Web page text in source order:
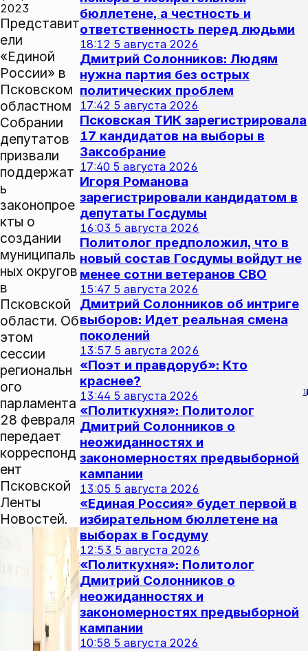
2023
Представит
ели
«Единой
России» в
Псковском
областном
Собрании
депутатов
призвали
поддержат
ь
законопрое
кты о
создании
муниципаль
ных округов
в
Псковской
области. Об
этом
сессии
региональн
ого
парламента
28 февраля
передает
корреспонд
ент
Псковской
Ленты
Новостей.
бюллетене, а честность и
ответственность перед людьми
18:12 5 августа 2026
Дмитрий Солонников: Людям
нужна партия без острых
политических проблем
17:42 5 августа 2026
Псковская ТИК зарегистрировала
17 кандидатов на выборы в
Заксобрание
17:40 5 августа 2026
Игоря Романова
зарегистрировали кандидатом в
депутаты Госдумы
16:03 5 августа 2026
Политолог предположил, что в
новый состав Госдумы войдут не
менее сотни ветеранов СВО
15:47 5 августа 2026
Дмитрий Солонников об интриге
выборов: Идет реальная смена
поколений
13:57 5 августа 2026
«Поэт и правдоруб»: Кто
краснее?
13:44 5 августа 2026 1
«Политкухня»: Политолог
Дмитрий Солонников о
неожиданностях и
закономерностях предвыборной
кампании
13:05 5 августа 2026
«Единая Россия» будет первой в
избирательном бюллетене на
выборах в Госдуму
12:53 5 августа 2026
«Политкухня»: Политолог
Дмитрий Солонников о
неожиданностях и
закономерностях предвыборной
кампании
10:58 5 августа 2026